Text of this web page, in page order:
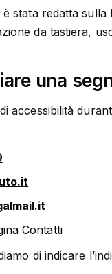
stata redatta sulla
da tastiera,
una
accessibilità
Contatti
di indicare